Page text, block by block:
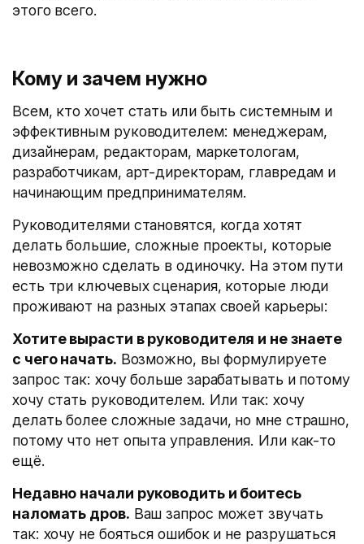
этого всего.
Кому и зачем нужно
Всем, кто хочет стать или быть системным и
эффективным руководителем: менеджерам,
дизайнерам, редакторам, маркетологам,
разработчикам, арт-директорам, главредам и
начинающим предпринимателям.
Руководителями становятся, когда хотят
делать большие, сложные проекты, которые
невозможно сделать в одиночку. На этом пути
есть три ключевых сценария, которые люди
проживают на разных этапах своей карьеры:
Хотите вырасти в руководителя и не знаете
с чего начать. Возможно, вы формулируете
запрос так: хочу больше зарабатывать и потому
хочу стать руководителем. Или так: хочу
делать более сложные задачи, но мне страшно,
потому что нет опыта управления. Или как-то
ещё.
Недавно начали руководить и боитесь
наломать дров. Ваш запрос может звучать
так: хочу не бояться ошибок и не разрушаться